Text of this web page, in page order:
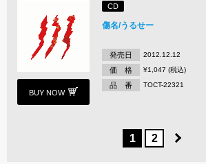
BUY NOW
CD
傷名/うるせー
発売日 2012.12.12
価 格 ¥1,047 (税込)
品 番 TOCT-22321
1 2